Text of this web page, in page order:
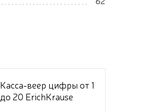
Касса-веер цифры от 1
до 20 ErichKrause